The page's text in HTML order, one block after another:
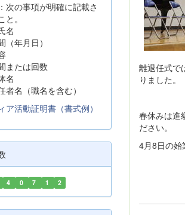
離退任式で
りました。
春休みは進
ださい。
4月8日の始
次の事項が明確に記載さ
。
名
（年月日）
または回数
名
者名（職名を含む）
ア活動証明書（書式例）
4 0 7 1 2